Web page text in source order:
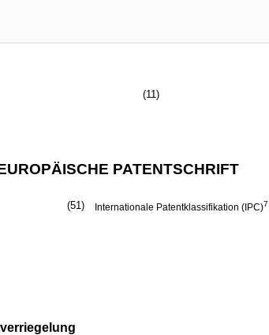
(11)
PATENTSCHRIFT
(51) Internationale Patentklassifikation (IPC)7